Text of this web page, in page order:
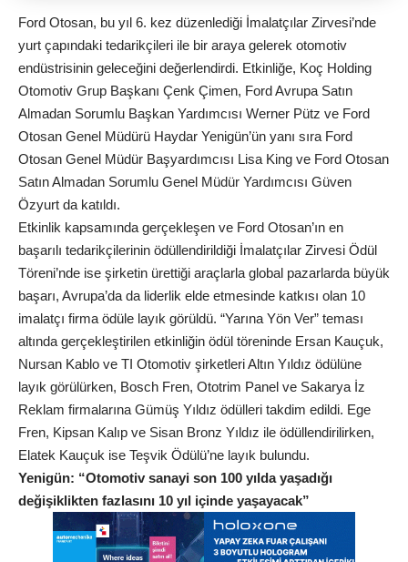
Ford Otosan, bu yıl 6. kez düzenlediği İmalatçılar Zirvesi’nde
yurt çapındaki tedarikçileri ile bir araya gelerek otomotiv
endüstrisinin geleceğini değerlendirdi. Etkinliğe, Koç Holding
Otomotiv Grup Başkanı Çenk Çimen, Ford Avrupa Satın
Almadan Sorumlu Başkan Yardımcısı Werner Pütz ve Ford
Otosan Genel Müdürü Haydar Yenigün’ün yanı sıra Ford
Otosan Genel Müdür Başyardımcısı Lisa King ve Ford Otosan
Satın Almadan Sorumlu Genel Müdür Yardımcısı Güven
Özyurt da katıldı.
Etkinlik kapsamında gerçekleşen ve Ford Otosan’ın en
başarılı tedarikçilerinin ödüllendirildiği İmalatçılar Zirvesi Ödül
Töreni’nde ise şirketin ürettiği araçlarla global pazarlarda büyük
başarı, Avrupa’da da liderlik elde etmesinde katkısı olan 10
imalatçı firma ödüle layık görüldü. “Yarına Yön Ver” teması
altında gerçekleştirilen etkinliğin ödül töreninde Ersan Kauçuk,
Nursan Kablo ve TI Otomotiv şirketleri Altın Yıldız ödülüne
layık görülürken, Bosch Fren, Ototrim Panel ve Sakarya İz
Reklam firmalarına Gümüş Yıldız ödülleri takdim edildi. Ege
Fren, Kipsan Kalıp ve Sisan Bronz Yıldız ile ödüllendirilirken,
Elatek Kauçuk ise Teşvik Ödülü’ne layık bulundu.
Yenigün: “Otomotiv sanayi son 100 yılda yaşadığı
değişiklikten fazlasını 10 yıl içinde yaşayacak”